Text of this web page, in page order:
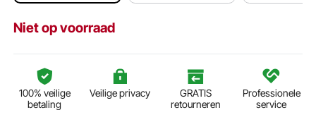
Niet op voorraad
100% veilige
betaling
Veilige privacy
GRATIS
retourneren
Professionele
service